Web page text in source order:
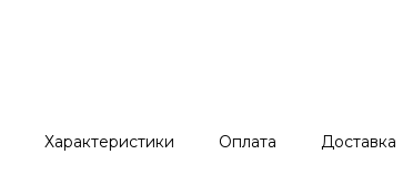
Характеристики Оплата Доставка